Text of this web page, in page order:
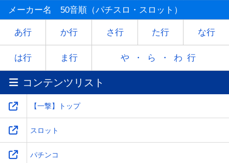
ミ ム
ヤ - ユ - ヨ
ラ リ レ
ワ -
メーカー名 50音順（パチスロ・スロット）
あ行 か行 さ行 た行 な行
は行 ま行 や・ら・わ行
コンテンツリスト
【一撃】トップ
スロット
パチンコ